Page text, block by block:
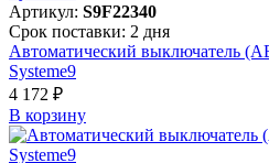
Артикул: S9F22340
Срок поставки: 2 дня
Автоматический выключатель
Systeme9
4 172 ₽
В корзинy